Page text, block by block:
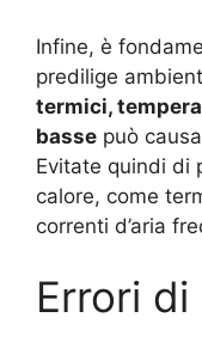
Infine, è
predilige
termici,
basse può
Evitate quindi di
calore, come
correnti d’aria
Errori di